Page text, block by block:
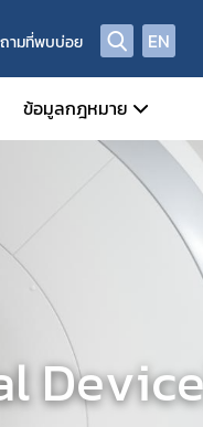
ามที่พบบ่อย EN
Device)
บดูแลหลังออกสู่ตลาด
ด้านเครื่องมือแพทย์
กถอน
ราะห์
ยของเครื่องมือแพทย์
หรือขาย
ข้อมูลกฎหมาย
ข่าวสารเกี่ยวกับกฎ
ประชาพิจารณ์ร่างกฎ
พระราชบัญญัติเครื่
กฎกระทรวง
ประกาศกระทรวงสา
ประกาศสำนักงานคณ
ประกาศคณะกรรมกา